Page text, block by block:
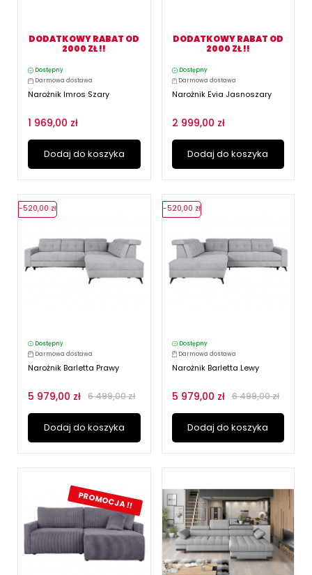
DODATKOWY RABAT OD
2000 ZŁ !!
Dostępny
Darmowa dostawa
Narożnik Imros Szary
1 969,00 zł
Dodaj do koszyka
DODATKOWY RABAT OD
2000 ZŁ !!
Dostępny
Darmowa dostawa
Narożnik Evia Jasnoszary
2 999,00 zł
Dodaj do koszyka
Dostępny
Darmowa dostawa
Narożnik Barletta Prawy
5 979,00 zł 6 499,00 zł
Dodaj do koszyka
-520,00 zł
Dostępny
Darmowa dostawa
Narożnik Barletta Lewy
5 979,00 zł 6 499,00 zł
Dodaj do koszyka
-520,00 zł
PROMOCJA !!